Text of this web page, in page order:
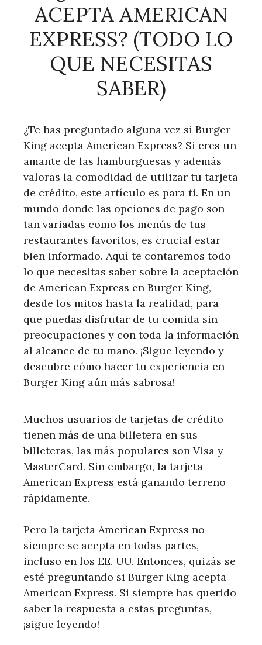
ACEPTA AMERICAN
EXPRESS? (TODO LO
QUE NECESITAS
SABER)
¿Te has preguntado alguna vez si Burger
King acepta American Express? Si eres un
amante de las hamburguesas y además
valoras la comodidad de utilizar tu tarjeta
de crédito, este artículo es para ti. En un
mundo donde las opciones de pago son
tan variadas como los menús de tus
restaurantes favoritos, es crucial estar
bien informado. Aquí te contaremos todo
lo que necesitas saber sobre la aceptación
de American Express en Burger King,
desde los mitos hasta la realidad, para
que puedas disfrutar de tu comida sin
preocupaciones y con toda la información
al alcance de tu mano. ¡Sigue leyendo y
descubre cómo hacer tu experiencia en
Burger King aún más sabrosa!
Muchos usuarios de tarjetas de crédito
tienen más de una billetera en sus
billeteras, las más populares son Visa y
MasterCard. Sin embargo, la tarjeta
American Express está ganando terreno
rápidamente.
Pero la tarjeta American Express no
siempre se acepta en todas partes,
incluso en los EE. UU. Entonces, quizás se
esté preguntando si Burger King acepta
American Express. Si siempre has querido
saber la respuesta a estas preguntas,
¡sigue leyendo!